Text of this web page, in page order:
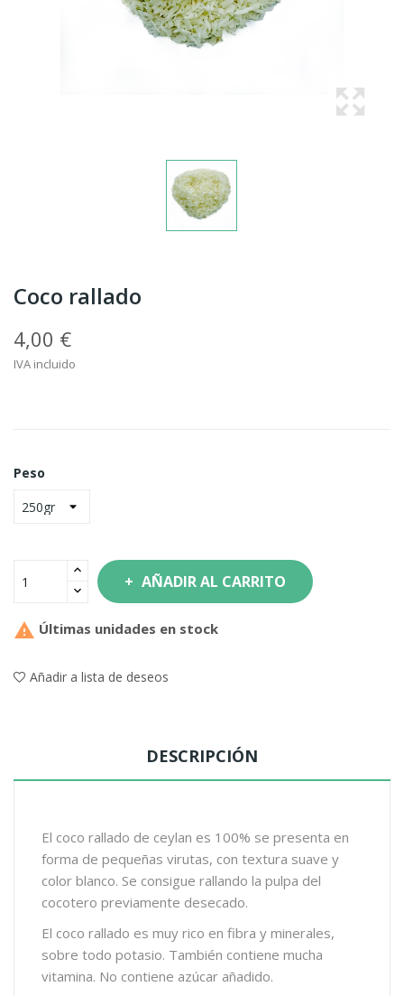
Coco rallado
4,00 €
IVA incluido
Peso
AÑADIR AL CARRITO
 Últimas unidades en stock
Añadir a lista de deseos
DESCRIPCIÓN
El coco rallado de ceylan es 100% se presenta en
forma de pequeñas virutas, con textura suave y
color blanco. Se consigue rallando la pulpa del
cocotero previamente desecado.
El coco rallado es muy rico en fibra y minerales,
sobre todo potasio. También contiene mucha
vitamina. No contiene azúcar añadido.